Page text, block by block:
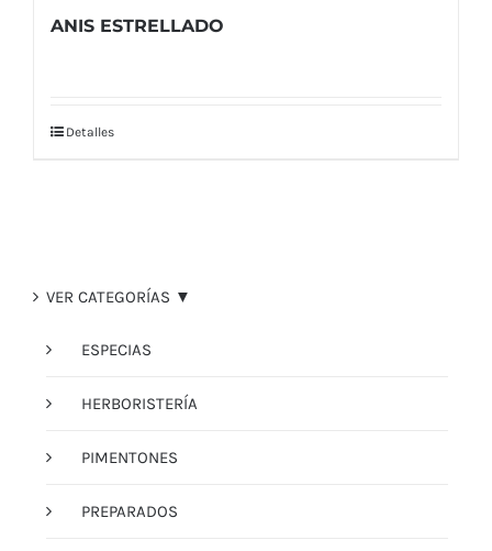
ANIS ESTRELLADO
Detalles
VER CATEGORÍAS ▼
ESPECIAS
HERBORISTERÍA
PIMENTONES
PREPARADOS